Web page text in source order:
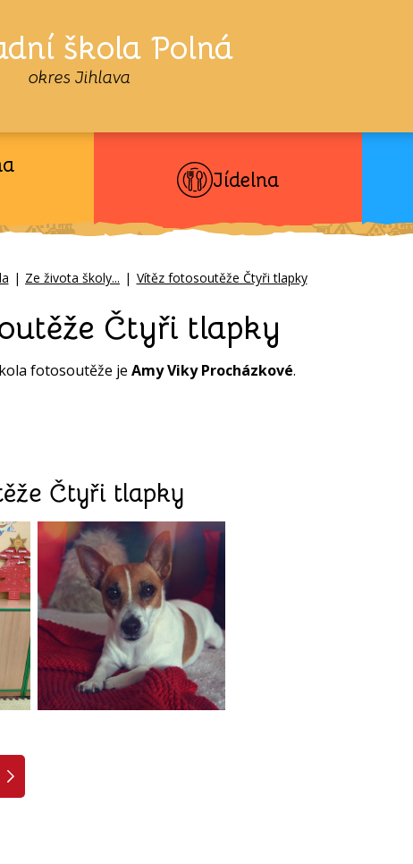
škola Polná
okres Jihlava
Jídelna
| Ze života školy... | Vítěz fotosoutěže Čtyři tlapky
Čtyři tlapky
fotosoutěže je Amy Viky Procházkové.
Čtyři tlapky